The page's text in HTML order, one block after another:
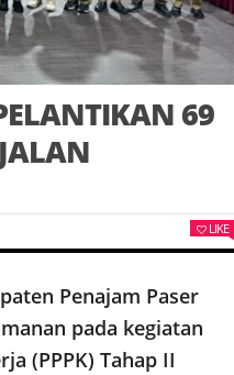
69
LIKE
Penajam Paser
pada kegiatan
(PPPK) Tahap II